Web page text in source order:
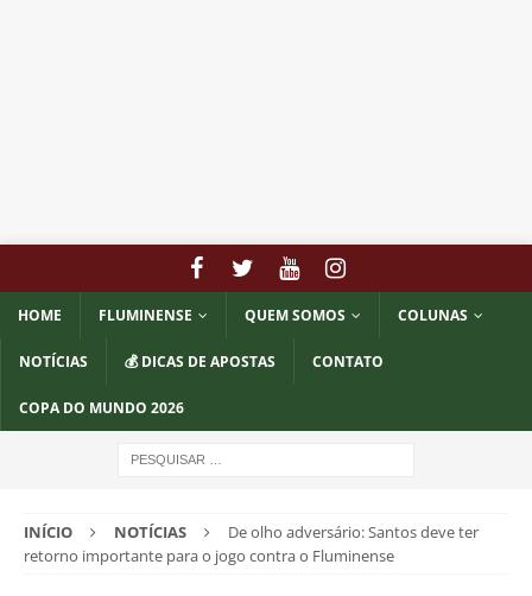
HOME FLUMINENSE QUEM SOMOS COLUNAS
NOTÍCIAS 💰 DICAS DE APOSTAS CONTATO
COPA DO MUNDO 2026
INÍCIO NOTÍCIAS
De olho adversário: Santos deve ter
retorno importante para o jogo contra o Fluminense